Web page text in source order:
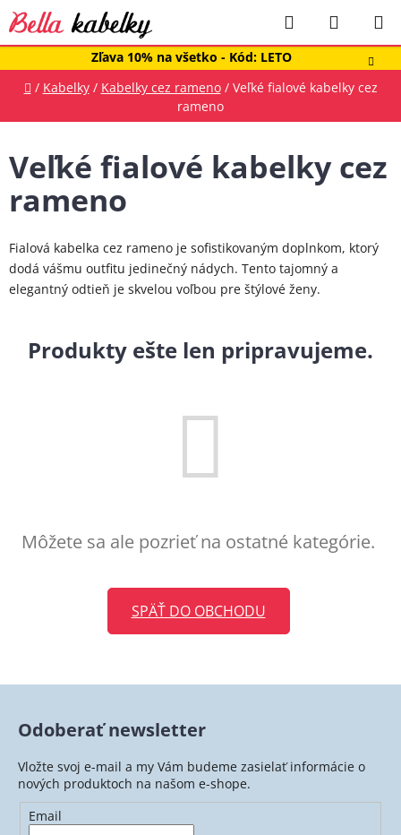
Prejsť
na
obsah
Zľava 10% na všetko - Kód: LETO
Hľadať
KOŠÍK
Domov
/ Kabelky / Kabelky cez rameno / Veľké fialové kabelky cez
rameno
Veľké fialové kabelky cez
rameno
Fialová kabelka cez rameno je sofistikovaným doplnkom, ktorý
dodá vášmu outfitu jedinečný nádych. Tento tajomný a
elegantný odtieň je skvelou voľbou pre štýlové ženy.
Produkty ešte len pripravujeme.
Môžete sa ale pozrieť na ostatné kategórie.
SPÄŤ DO OBCHODU
Odoberať newsletter
Vložte svoj e-mail a my Vám budeme zasielať informácie o
nových produktoch na našom e-shope.
Email